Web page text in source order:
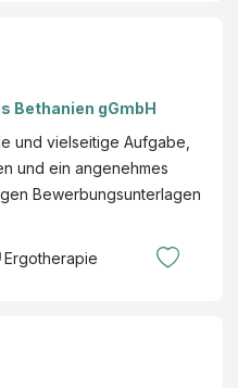
Bethanien gGmbH
und vielseitige Aufgabe,
und ein angenehmes
Bewerbungsunterlagen
Ergotherapie